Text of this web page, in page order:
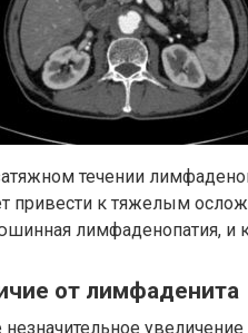
течении
привести к тяжелым
лимфаденопатия, и
от лимфаденита